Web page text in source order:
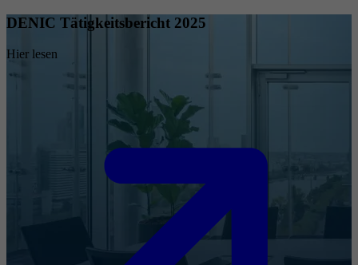
DENIC Tätigkeitsbericht 2025
Hier lesen